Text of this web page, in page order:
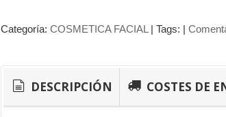
Categoría: COSMETICA FACIAL | Tags: |
DESCRIPCIÓN COSTES DE